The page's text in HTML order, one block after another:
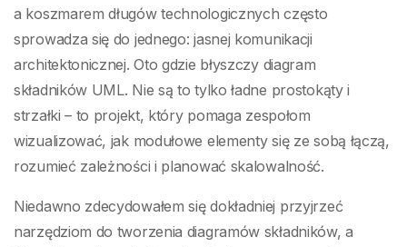
a koszmarem długów technologicznych często
sprowadza się do jednego: jasnej komunikacji
architektonicznej. Oto gdzie błyszczy diagram
składników UML. Nie są to tylko ładne prostokąty i
strzałki – to projekt, który pomaga zespołom
wizualizować, jak modułowe elementy się ze sobą łączą,
rozumieć zależności i planować skalowalność.
Niedawno zdecydowałem się dokładniej przyjrzeć
narzędziom do tworzenia diagramów składników, a